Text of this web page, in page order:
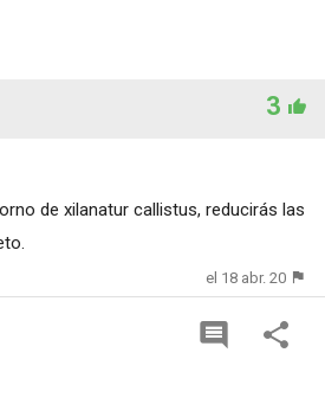
3
de xilanatur callistus, reducirás las
el 18 abr. 20